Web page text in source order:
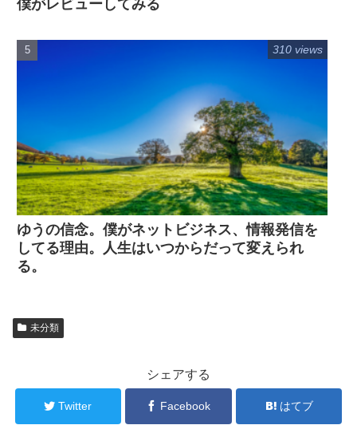
僕がレビューしてみる
ゆうの信念。僕がネットビジネス、情報発信を
してる理由。人生はいつからだって変えられ
る。
310 views
未分類
シェアする
Twitter Facebook はてブ